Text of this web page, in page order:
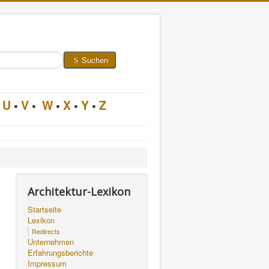
Suchen
U • V • W • X • Y • Z
Architektur-Lexikon
Startseite
Lexikon
Redirects
Unternehmen
Erfahrungsberichte
Impressum